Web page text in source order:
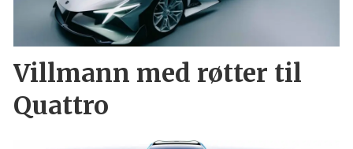
Villmann med røtter til
Quattro